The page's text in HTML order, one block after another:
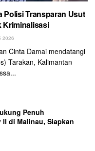
Polisi Transparan Usut
Kriminalisasi
2026
Cinta Damai mendatangi
Tarakan, Kalimantan
Penuh
di Malinau, Siapkan